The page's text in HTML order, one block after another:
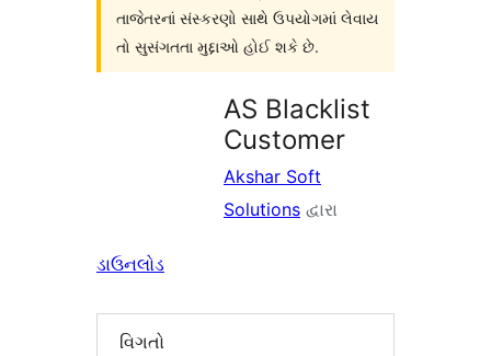
તાજેતરનાં સંસ્કરણો સાથે ઉપયોગમાં લેવાય
તો સુસંગતતા મુદ્દાઓ હોઈ શકે છે.
AS Blacklist
Customer
Akshar Soft
Solutions દ્વારા
ડાઉનલોડ
વિગતો